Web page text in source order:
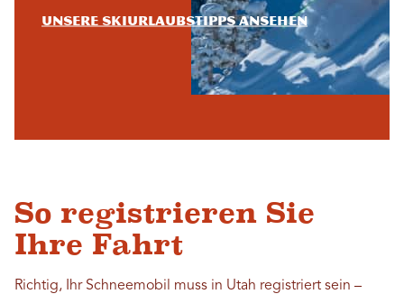
Unsere Skiurlaubstipps ansehen
So registrieren Sie
Ihre Fahrt
Richtig, Ihr Schneemobil muss in Utah registriert sein –